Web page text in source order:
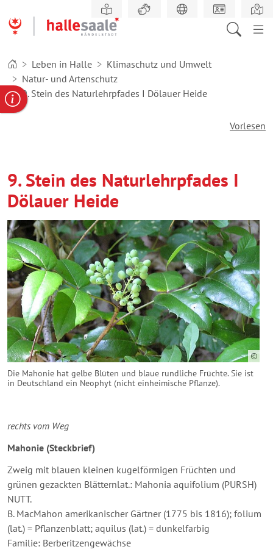
Hauptinhalt
springen
Behördennummer
Leben in Halle
Klimaschutz und Umwelt
Natur- und Artenschutz
9. Stein des Naturlehrpfades I Dölauer Heide
Vorlesen
9. Stein des Naturlehrpfades I
Dölauer Heide
Die Mahonie hat gelbe Blüten und blaue rundliche Früchte. Sie ist
in Deutschland ein Neophyt (nicht einheimische Pflanze).
rechts vom Weg
Mahonie (Steckbrief)
Zweig mit blauen kleinen kugelförmigen Früchten und
grünen gezackten Blätternlat.: Mahonia aquifolium (PURSH)
NUTT.
B. MacMahon amerikanischer Gärtner (1775 bis 1816); folium
(lat.) = Pflanzenblatt; aquilus (lat.) = dunkelfarbig
Familie: Berberitzengewächse